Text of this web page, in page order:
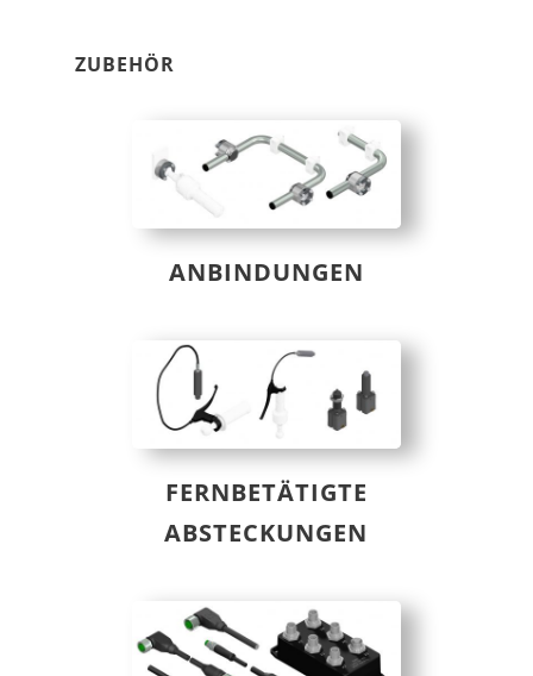
ZUBEHÖR
ANBINDUNGEN
FERNBETÄTIGTE
ABSTECKUNGEN